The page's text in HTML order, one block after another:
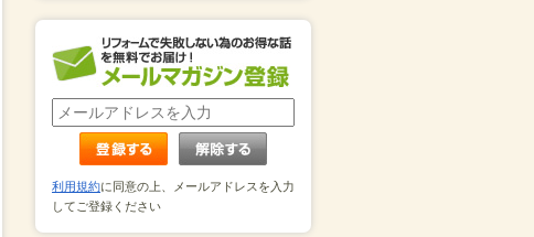
利用規約に同意の上、メールアドレスを入力
してご登録ください